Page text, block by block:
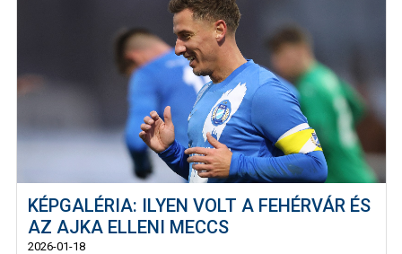
KÉPGALÉRIA: ILYEN VOLT A FEHÉRVÁR ÉS
AZ AJKA ELLENI MECCS
2026-01-18